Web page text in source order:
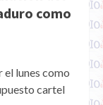
como
lunes como
cartel